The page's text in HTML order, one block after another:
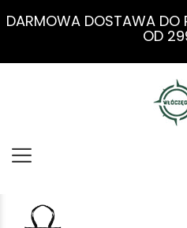
DARMOWA DOSTAWA DO
OD